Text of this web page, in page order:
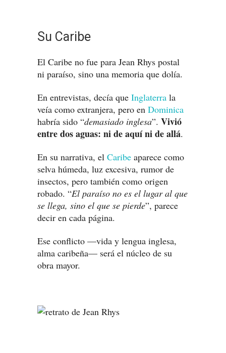
Su Caribe
El Caribe no fue para Jean Rhys postal
ni paraíso, sino una memoria que dolía.
En entrevistas, decía que Inglaterra la
veía como extranjera, pero en Dominica
habría sido “demasiado inglesa”. Vivió
entre dos aguas: ni de aquí ni de allá.
En su narrativa, el Caribe aparece como
selva húmeda, luz excesiva, rumor de
insectos, pero también como origen
robado. “El paraíso no es el lugar al que
se llega, sino el que se pierde”, parece
decir en cada página.
Ese conflicto —vida y lengua inglesa,
alma caribeña— será el núcleo de su
obra mayor.